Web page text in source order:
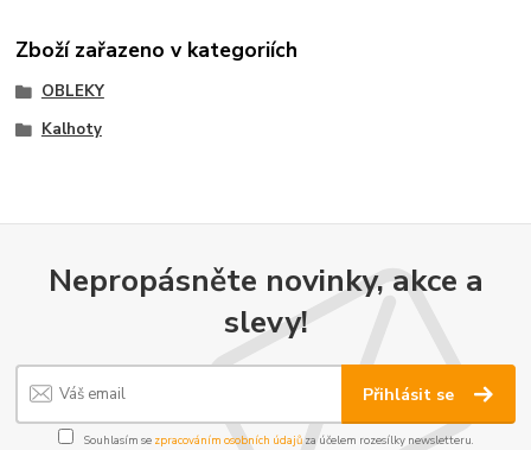
Zboží zařazeno v kategoriích
OBLEKY
Kalhoty
Nepropásněte novinky, akce a
slevy!
Přihlásit se
Souhlasím se zpracováním osobních údajůza účelem rozesílky newsletteru.